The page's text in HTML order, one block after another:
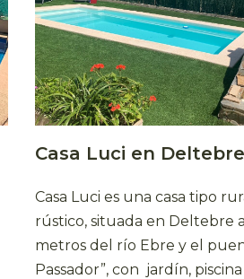
Casa Luci en Deltebre
Casa Luci es una casa tipo
rústico, situada en Deltebre
metros del río Ebre y el
Passador”, con jardín,